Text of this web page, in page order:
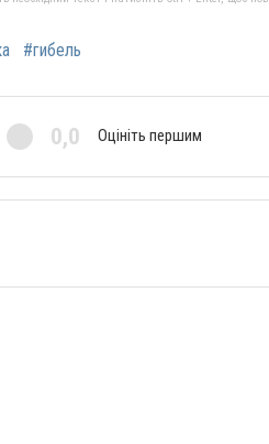
#гибель
0,0 Оцініть першим